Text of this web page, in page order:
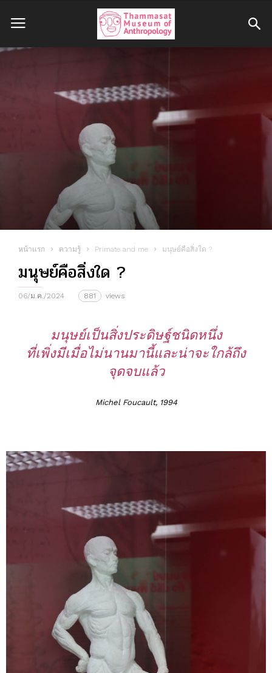
หน้าแรก ความรู้ Primate and me มนุษย์คือสิ่งใด ?
มนุษย์คือสิ่งใด ?
06/ม.ค./2024 881 views
มนุษย์เป็นสิ่งประดิษฐ์ชนิดหนึ่ง
ที่เพิ่งมีเมื่อไม่นานมานี้และน่าจะใกล้ถึง
จุดจบแล้ว
Michel Foucault, 1994